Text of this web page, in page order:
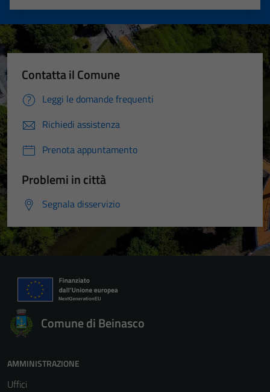
Valuta 5 stelle su 5
Valuta 4 stelle su 5
Valuta 3 stelle su 5
Valuta 2 stelle su 5
Valuta 1 stelle su 5
Contatta il Comune
Leggi le domande frequenti
Richiedi assistenza
Prenota appuntamento
Problemi in città
Segnala disservizio
Comune di Beinasco
AMMINISTRAZIONE
Uffici